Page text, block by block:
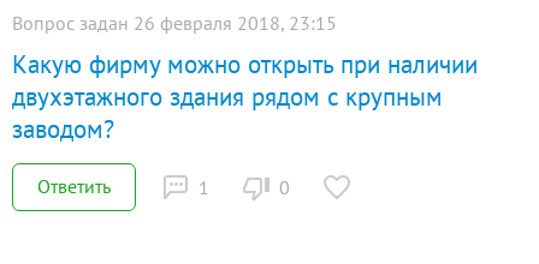
Вопрос задан 26 февраля 2018, 23:15
Какую фирму можно открыть при наличии
двухэтажного здания рядом с крупным
заводом?
Ответить 1 0